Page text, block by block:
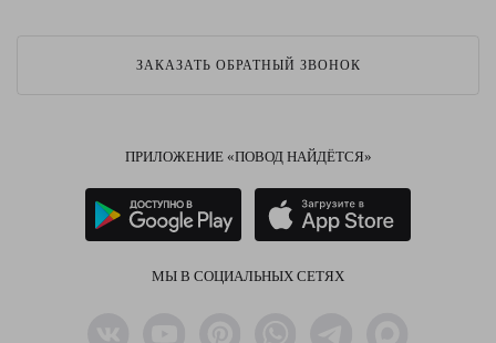
ЗАКАЗАТЬ ОБРАТНЫЙ ЗВОНОК
ПРИЛОЖЕНИЕ «ПОВОД НАЙДЁТСЯ»
МЫ В СОЦИАЛЬНЫХ СЕТЯХ